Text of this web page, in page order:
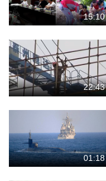
15:10
22:43
01:18